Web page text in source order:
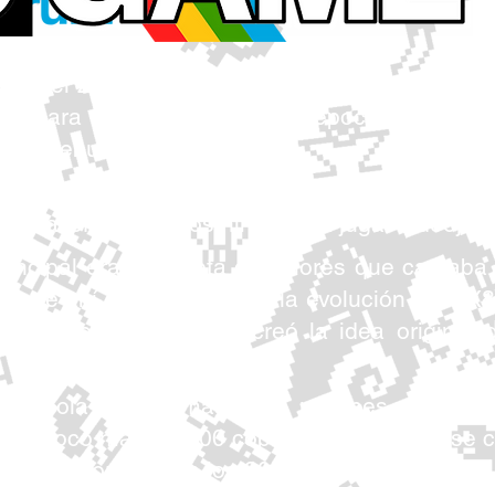
el ZX Spectrum era la principal forma de
para cualquier niño de la época, era
debut aquí.
favorita entre los niños para jugar
era su paleta de colores que captaba
de ahí su nombre. Fue la evolución del
y negro donde se creó la idea original
vendió más de 5 millones de
poco más 62.000 copias posicionándose
importante de los 80s.